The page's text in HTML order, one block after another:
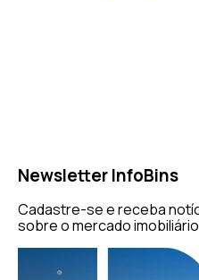
Newsletter InfoBins
Cadastre-se e receba
sobre o mercado